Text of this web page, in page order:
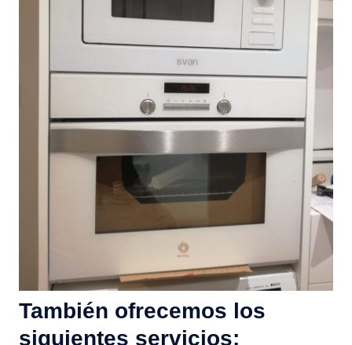
También ofrecemos los
siguientes servicios: